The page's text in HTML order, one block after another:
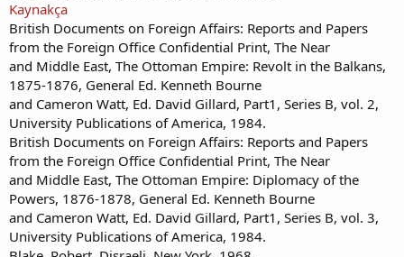
Kaynakça
British Documents on Foreign Affairs: Reports and Papers
from the Foreign Office Confidential Print, The Near
and Middle East, The Ottoman Empire: Revolt in the Balkans,
1875-1876, General Ed. Kenneth Bourne
and Cameron Watt, Ed. David Gillard, Part1, Series B, vol. 2,
University Publications of America, 1984.
British Documents on Foreign Affairs: Reports and Papers
from the Foreign Office Confidential Print, The Near
and Middle East, The Ottoman Empire: Diplomacy of the
Powers, 1876-1878, General Ed. Kenneth Bourne
and Cameron Watt, Ed. David Gillard, Part1, Series B, vol. 3,
University Publications of America, 1984.